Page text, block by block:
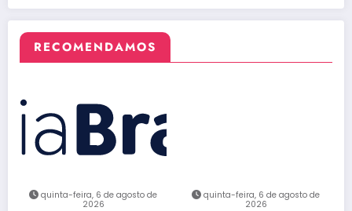
RECOMENDAMOS
quinta-feira, 6 de agosto de
2026
quinta-feira, 6 de agosto de
2026